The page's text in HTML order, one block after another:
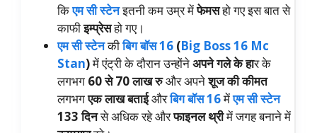
किएम सी स्टेनइतनी कम उम्र मेंफेमसहो गए इस बात से
काफीइम्प्रेसहो गए।
एम सी स्टेनकीबिग बॉस 16 (Big Boss 16 Mc
Stan)में एंट्री के दौरान उन्होंनेअपने गले के हार के
लगभग 60 से 70 लाख रुऔर अपनेशूज की कीमत
लगभगएक लाख बताईऔरबिग बॉस 16मेंएम सी स्टेन
133 दिनसे अधिक रहे औरफाइनल थ्रीमें जगह बनाने में